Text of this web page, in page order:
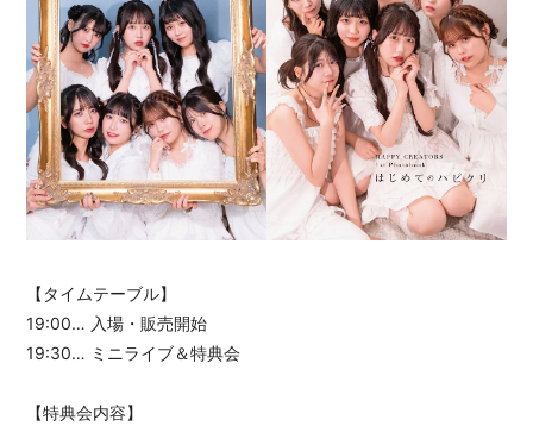
【タイムテーブル】
19:00… 入場・販売開始
19:30… ミニライブ＆特典会
【特典会内容】